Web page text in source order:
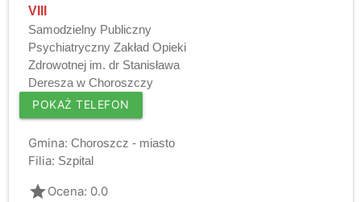
VIII
Samodzielny Publiczny
Psychiatryczny Zakład Opieki
Zdrowotnej im. dr Stanisława
Deresza w Choroszczy
POKAŻ TELEFON
Gmina: Choroszcz - miasto
Filia: Szpital
gradeOcena: 0.0